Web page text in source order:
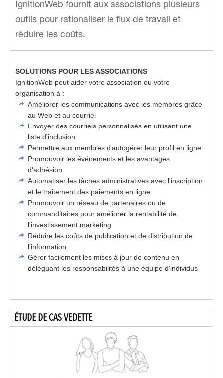
IgnitionWeb fournit aux associations plusieurs
outils pour rationaliser le flux de travail et
réduire les coûts.
SOLUTIONS POUR LES ASSOCIATIONS
IgnitionWeb peut aider votre association ou votre
organisation à :
Améliorer les communications avec les membres grâce
au Web et au courriel
Envoyer des courriels personnalisés en utilisant une
liste d'inclusion
Permettre aux membres d'autogérer leur profil en ligne
Promouvoir les événements et les avantages
d'adhésion
Automatiser les tâches administratives avec l'inscription
et le traitement des paiements en ligne
Promouvoir un réseau de partenaires ou de
commanditaires pour améliorer la rentabilité de
l'investissement marketing
Réduire les coûts de publication et de distribution de
l'information
Gérer facilement les mises à jour de contenu en
déléguant les responsabilités à une équipe d'individus
ÉTUDE DE CAS VEDETTE